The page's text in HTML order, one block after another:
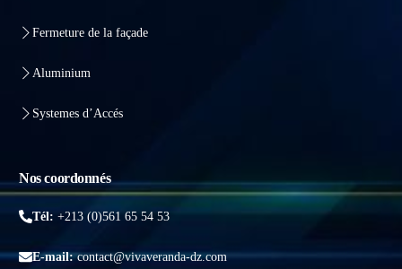
Fermeture de la façade
Aluminium
Systemes d’Accés
Nos coordonnés
Tél:+213 (0)561 65 54 53
E-mail:contact@vivaveranda-dz.com